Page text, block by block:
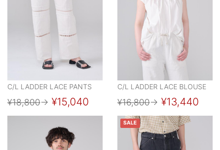
C/L LADDER LACE PANTS
¥18,800→ ¥15,040
C/L LADDER LACE BLOUSE
¥16,800→ ¥13,440
SALE